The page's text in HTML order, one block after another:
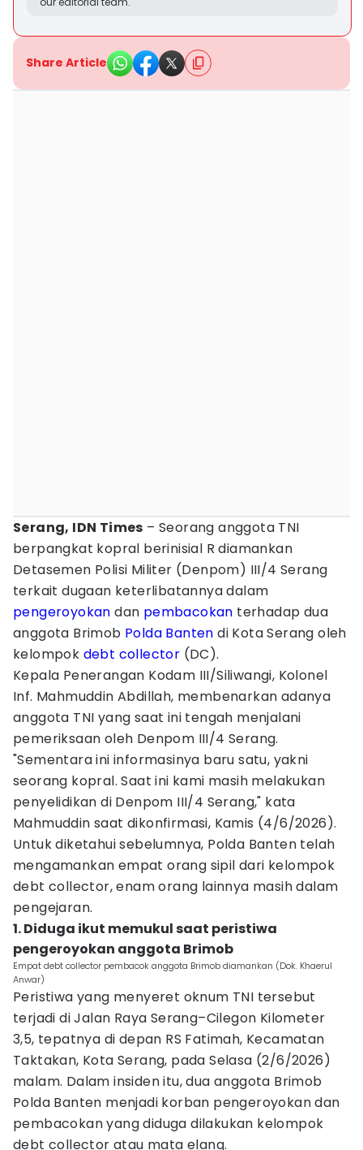
Share Article
Serang, IDN Times – Seorang anggota TNI
berpangkat kopral berinisial R diamankan
Detasemen Polisi Militer (Denpom) III/4 Serang
terkait dugaan keterlibatannya dalam
pengeroyokan dan pembacokan terhadap dua
anggota Brimob Polda Banten di Kota Serang oleh
kelompok debt collector (DC).
Kepala Penerangan Kodam III/Siliwangi, Kolonel
Inf. Mahmuddin Abdillah, membenarkan adanya
anggota TNI yang saat ini tengah menjalani
pemeriksaan oleh Denpom III/4 Serang.
"Sementara ini informasinya baru satu, yakni
seorang kopral. Saat ini kami masih melakukan
penyelidikan di Denpom III/4 Serang," kata
Mahmuddin saat dikonfirmasi, Kamis (4/6/2026).
Untuk diketahui sebelumnya, Polda Banten telah
mengamankan empat orang sipil dari kelompok
debt collector, enam orang lainnya masih dalam
pengejaran.
1. Diduga ikut memukul saat peristiwa
pengeroyokan anggota Brimob
Empat debt collector pembacok anggota Brimob diamankan (Dok. Khaerul
Anwar)
Peristiwa yang menyeret oknum TNI tersebut
terjadi di Jalan Raya Serang–Cilegon Kilometer
3,5, tepatnya di depan RS Fatimah, Kecamatan
Taktakan, Kota Serang, pada Selasa (2/6/2026)
malam. Dalam insiden itu, dua anggota Brimob
Polda Banten menjadi korban pengeroyokan dan
pembacokan yang diduga dilakukan kelompok
debt collector atau mata elang.